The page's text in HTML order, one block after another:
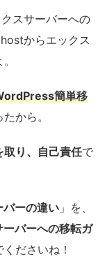
スサーバーへの
からエックス
簡単移
から。
取り、自己責任で
ーの違い 」を、
バーへの移転ガ
ださいね！